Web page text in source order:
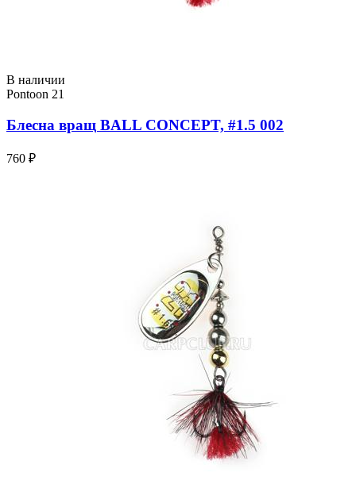
В наличии
Pontoon 21
Блесна вращ BALL CONCEPT, #1.5 002
760 ₽